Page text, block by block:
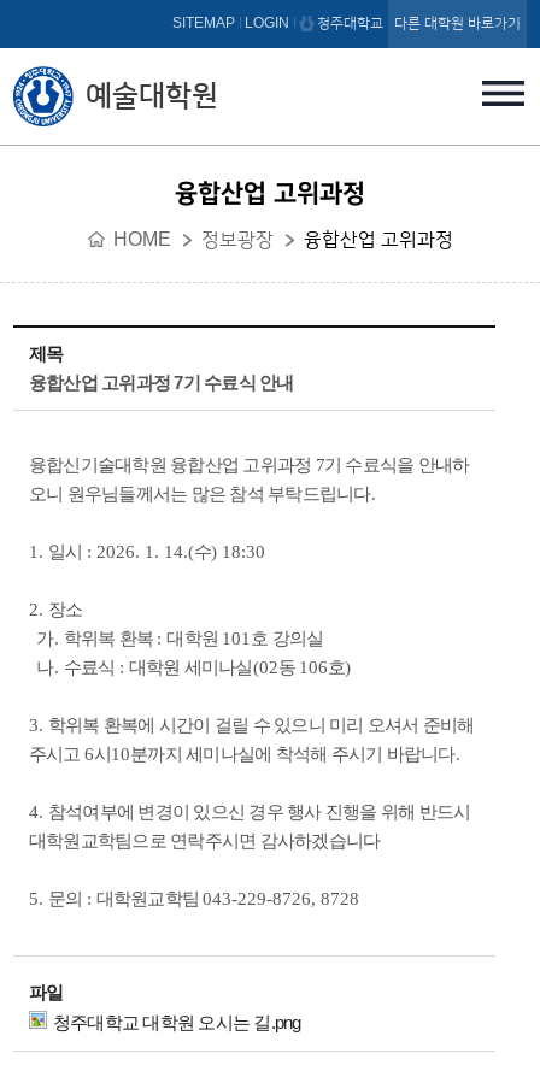
본문 바로가기
예술대학원
SITEMAP LOGIN 청주대학교 다른 대학원 바로가기
융합산업 고위과정
HOME 정보광장 융합산업 고위과정
제목
융합산업 고위과정 7기 수료식 안내
융합신기술대학원 융합산업 고위과정 7기 수료식을 안내하
오니 원우님들께서는 많은 참석 부탁드립니다.
1. 일시 : 2026. 1. 14.(수) 18:30
2. 장소
가. 학위복 환복 :대학원 101 호 강의실
나. 수료식 : 대학원 세미나실(02동 106호)
3. 학위복 환복에 시간이 걸릴 수 있으니 미리 오셔서 준비해
주시고 6시 10분까지 세미나실에 착석해 주시기 바랍니다.
4. 참석여부에 변경이 있으신 경우 행사 진행을 위해 반드시
대학원교학팀으로 연락주시면 감사하겠습니다
5. 문의 : 대학원교학팀043-229-8726, 8728
파일
청주대학교 대학원 오시는 길.png